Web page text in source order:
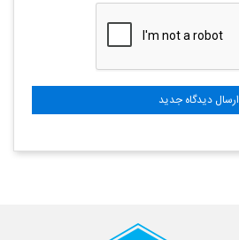
ارسال دیدگاه جدید